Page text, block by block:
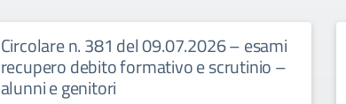
Circolare n. 381 del 09.07.2026 – esami
recupero debito formativo e scrutinio –
alunni e genitori